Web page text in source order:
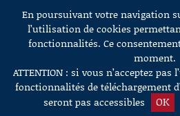
Aller au contenu
En poursuivant votre navigation
l’utilisation de cookies
fonctionnalités. Ce
moment.
ATTENTION : si vous n’acceptez
fonctionnalités de téléchargement
seront pas accessibles
OK